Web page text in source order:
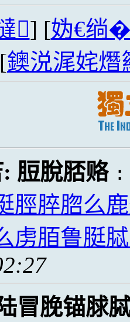
] [妫€绱
[鐭涚浘姹熸
脰脫脴赂
脛脺脗么
虏脜鲁脡
冒脕锚脙